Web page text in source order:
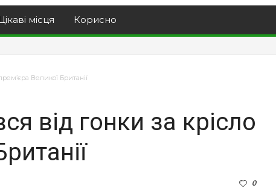
місця Корисно
Великої Британії
від гонки за крісло
0